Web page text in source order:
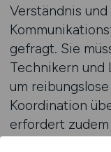
Verständnis
gefragt. Sie
Technikern und
um
Koordination
erfordert